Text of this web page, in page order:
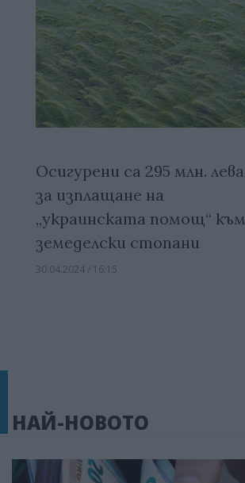
Осигурени са 295 млн. лева
за изплащане на
„украинската помощ“ към
земеделски стопани
30.04.2024 / 16:15
НАЙ-НОВОТО